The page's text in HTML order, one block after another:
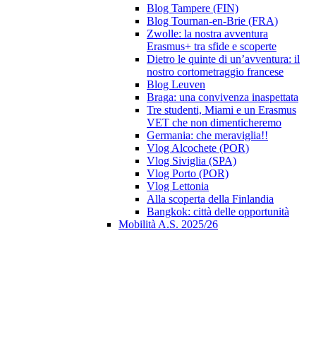
Blog Tampere (FIN)
Blog Tournan-en-Brie (FRA)
Zwolle: la nostra avventura
Erasmus+ tra sfide e scoperte
Dietro le quinte di un’avventura: il
nostro cortometraggio francese
Blog Leuven
Braga: una convivenza inaspettata
Tre studenti, Miami e un Erasmus
VET che non dimenticheremo
Germania: che meraviglia!!
Vlog Alcochete (POR)
Vlog Siviglia (SPA)
Vlog Porto (POR)
Vlog Lettonia
Alla scoperta della Finlandia
Bangkok: città delle opportunità
Mobilità A.S. 2025/26